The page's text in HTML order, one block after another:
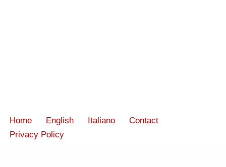
Home English Italiano
Contact
Privacy Policy